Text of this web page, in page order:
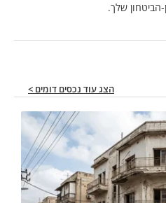
הצג עוד נכסים דומים >